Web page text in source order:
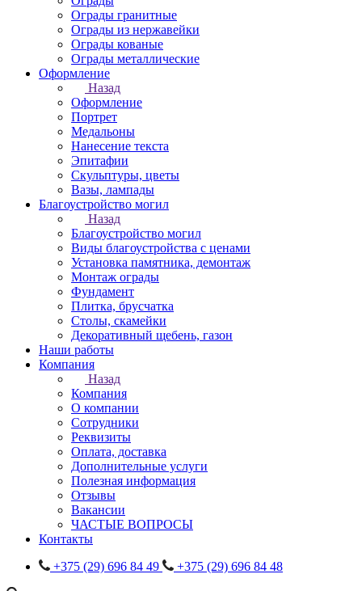
Ограды гранитные
Ограды из нержавейки
Ограды кованые
Ограды металлические
Оформление
Назад
Оформление
Портрет
Медальоны
Нанесение текста
Эпитафии
Скульптуры, цветы
Вазы, лампады
Благоустройство могил
Назад
Благоустройство могил
Виды благоустройства с ценами
Установка памятника, демонтаж
Монтаж ограды
Фундамент
Плитка, брусчатка
Столы, скамейки
Декоративный щебень, газон
Наши работы
Компания
Назад
Компания
О компании
Сотрудники
Реквизиты
Оплата, доставка
Дополнительные услуги
Полезная информация
Отзывы
Вакансии
ЧАСТЫЕ ВОПРОСЫ
Контакты
+375 (29) 696 84 49
+375 (29) 696 84 48